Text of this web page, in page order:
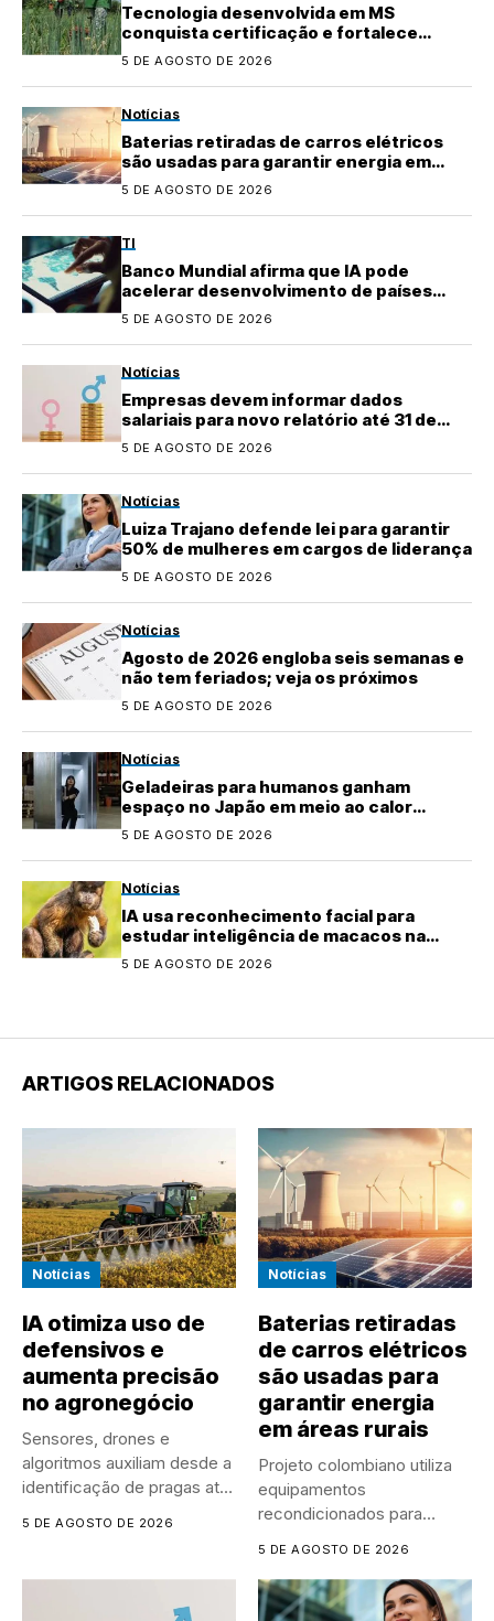
Tecnologia desenvolvida em MS
conquista certificação e fortalece
5 DE AGOSTO DE 2026
Notícias
Baterias retiradas de carros elétricos
são usadas para garantir energia em
áreas rurais
5 DE AGOSTO DE 2026
TI
Banco Mundial afirma que IA pode
acelerar desenvolvimento de países
emergentes
5 DE AGOSTO DE 2026
Notícias
Empresas devem informar dados
salariais para novo relatório até 31 de
agosto
5 DE AGOSTO DE 2026
Notícias
Luiza Trajano defende lei para garantir
50% de mulheres em cargos de liderança
5 DE AGOSTO DE 2026
Notícias
Agosto de 2026 engloba seis semanas e
não tem feriados; veja os próximos
5 DE AGOSTO DE 2026
Notícias
Geladeiras para humanos ganham
espaço no Japão em meio ao calor
extremo
5 DE AGOSTO DE 2026
Notícias
IA usa reconhecimento facial para
estudar inteligência de macacos na
natureza
5 DE AGOSTO DE 2026
ARTIGOS RELACIONADOS
Notícias
IA otimiza uso de
defensivos e
aumenta precisão
no agronegócio
Sensores, drones e
algoritmos auxiliam desde a
identificação de pragas até
5 DE AGOSTO DE 2026
Notícias
Baterias retiradas
de carros elétricos
são usadas para
garantir energia
em áreas rurais
Projeto colombiano utiliza
equipamentos
recondicionados para
5 DE AGOSTO DE 2026